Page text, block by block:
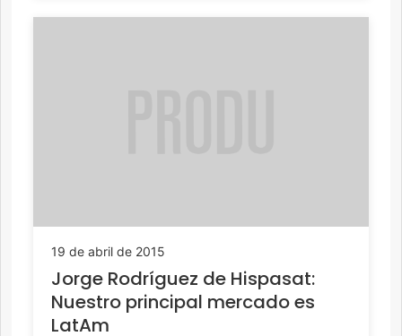
19 de abril de 2015
Jorge Rodríguez de Hispasat:
Nuestro principal mercado es
LatAm